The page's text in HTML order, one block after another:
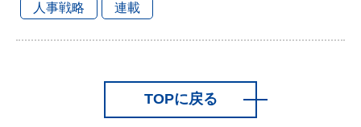
人事戦略
連載
TOPに戻る